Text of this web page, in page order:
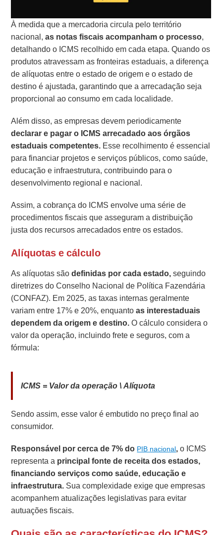
À medida que a mercadoria circula pelo território
nacional,as notas fiscais acompanham o processo,
detalhando o ICMS recolhido em cada etapa. Quando os
produtos atravessam as fronteiras estaduais, a diferença
de alíquotas entre o estado de origem e o estado de
destino é ajustada, garantindo que a arrecadação seja
proporcional ao consumo em cada localidade.
Além disso, as empresas devem periodicamente
declarar e pagar o ICMS arrecadado aos órgãos
estaduais competentes. Esse recolhimento é essencial
para financiar projetos e serviços públicos, como saúde,
educação e infraestrutura, contribuindo para o
desenvolvimento regional e nacional.
Assim, a cobrança do ICMS envolve uma série de
procedimentos fiscais que asseguram a distribuição
justa dos recursos arrecadados entre os estados.
Alíquotas e cálculo
As alíquotas sãodefinidas por cada estado,seguindo
diretrizes do Conselho Nacional de Política Fazendária
(CONFAZ). Em 2025, as taxas internas geralmente
variam entre 17% e 20%, enquantoas interestaduais
dependem da origem e destino.O cálculo considera o
valor da operação, incluindo frete e seguros, com a
fórmula:
ICMS = Valor da operação \ Alíquota
Sendo assim, esse valor é embutido no preço final ao
consumidor.
Responsável por cerca de 7% do PIB nacional,o ICMS
representa a principal fonte de receita dos estados,
financiando serviços como saúde, educação e
infraestrutura. Sua complexidade exige que empresas
acompanhem atualizações legislativas para evitar
autuações fiscais.